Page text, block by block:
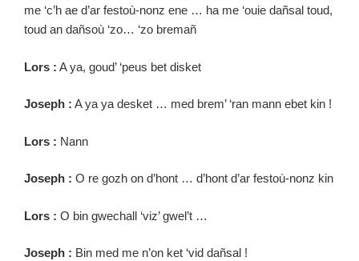
me ‘c’h ae d’ar festoù-nonz ene … ha me ‘ouie dañsal toud,
toud an dañsoù ‘zo… ‘zo bremañ
Lors : A ya, goud’ ‘peus bet disket
Joseph : A ya ya desket … med brem’ ‘ran mann ebet kin !
Lors : Nann
Joseph : O re gozh on d’hont … d’hont d’ar festoù-nonz kin
Lors : O bin gwechall ‘viz’ gwel’t …
Joseph : Bin med me n’on ket ‘vid dañsal !